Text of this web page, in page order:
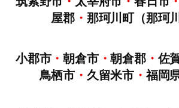
屋郡 ・ 那珂川町（那珂川
小郡市・朝倉市・朝倉郡・佐
鳥栖市・ 久留米市・福岡